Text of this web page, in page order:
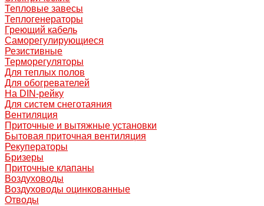
Тепловые завесы
Теплогенераторы
Греющий кабель
Саморегулирующиеся
Резистивные
Терморегуляторы
Для теплых полов
Для обогревателей
На DIN-рейку
Для систем снеготаяния
Вентиляция
Приточные и вытяжные установки
Бытовая приточная вентиляция
Рекуператоры
Бризеры
Приточные клапаны
Воздуховоды
Воздуховоды оцинкованные
Отводы